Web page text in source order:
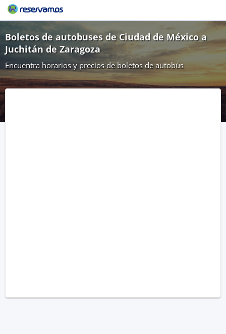
Boletos de autobuses de Ciudad de México a
Juchitán de Zaragoza
Encuentra horarios y precios de boletos de autobús